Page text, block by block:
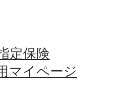
定保険
マイページ